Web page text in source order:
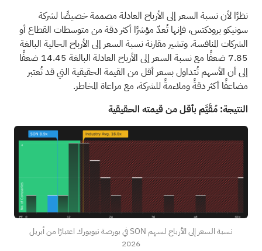
نظرًا لأن نسبة السعر إلى الأرباح العادلة مصممة خصيصًا لشركة
سونيكو برودكتس، فإنها تُعدّ مؤشرًا أكثر دقة من متوسطات القطاع أو
الشركات المنافسة. وتشير مقارنة نسبة السعر إلى الأرباح الحالية البالغة
7.85 ضعفًا مع نسبة السعر إلى الأرباح العادلة البالغة 14.45 ضعفًا
إلى أن الأسهم تُتداول بسعر أقل من القيمة الحقيقية التي قد تُعتبر
مضاعفًا أكثر دقةً وملاءمةً للشركة، مع مراعاة المخاطر.
النتيجة: مُقَيَّم بأقل من قيمته الحقيقية
نسبة السعر إلى الأرباح لسهم SON في بورصة نيويورك اعتبارًا من أبريل
2026